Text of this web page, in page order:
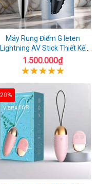
Máy Rung Điểm G leten
Lightning AV Stick Thiết Kế
Thông Minh
1.500.000₫